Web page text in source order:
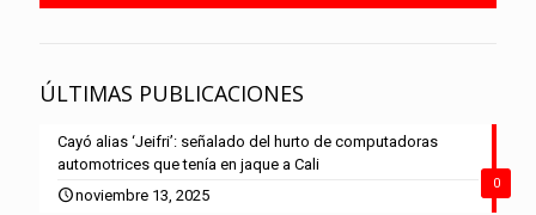
ÚLTIMAS PUBLICACIONES
0
Cayó alias ‘Jeifri’: señalado del hurto de computadoras
automotrices que tenía en jaque a Cali
noviembre 13, 2025